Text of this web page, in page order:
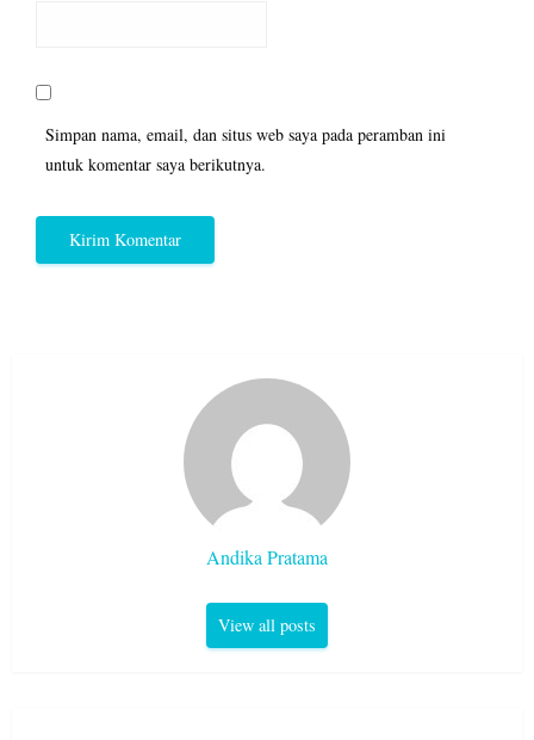
Simpan nama, email, dan situs web saya pada peramban ini
untuk komentar saya berikutnya.
Andika Pratama
View all posts